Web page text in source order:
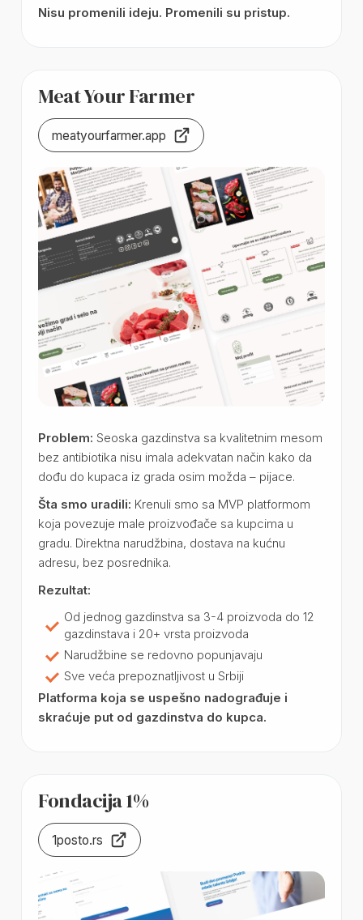
Nisu promenili ideju. Promenili su pristup.
Meat Your Farmer
meatyourfarmer.app
Problem:Seoska gazdinstva sa kvalitetnim mesom
bez antibiotika nisu imala adekvatan način kako da
dođu do kupaca iz grada osim možda – pijace.
Šta smo uradili: Krenuli smo sa MVP platformom
koja povezuje male proizvođače sa kupcima u
gradu. Direktna narudžbina, dostava na kućnu
adresu, bez posrednika.
Rezultat:
Od jednog gazdinstva sa 3-4 proizvoda do 12
gazdinstava i 20+ vrsta proizvoda
Narudžbine se redovno popunjavaju
Sve veća prepoznatljivost u Srbiji
Platforma koja se uspešno nadograđuje i
skraćuje put od gazdinstva do kupca.
Fondacija 1%
1posto.rs